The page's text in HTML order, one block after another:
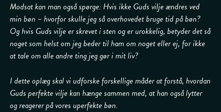
Modsat kan man også spørge: Hvis ikke Guds vilje ændres ved
min bøn – hvorfor skulle jeg så overhovedet bruge tid på bøn?
Og hvis Guds vilje er skrevet i sten og er urokkelig, betyder det så
noget som helst om jeg beder til ham om noget eller ej, for ikke
at tale om alle andre ting jeg gør i mit liv?
I dette oplæg skal vi udforske forskellige måder at forstå, hvordan
Guds perfekte vilje kan hænge sammen med, at han også lytter
og reagerer på vores uperfekte bøn.